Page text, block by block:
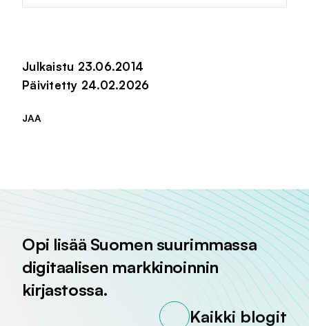
Julkaistu 23.06.2014
Päivitetty 24.02.2026
JAA
Opi lisää Suomen suurimmassa
digitaalisen markkinoinnin
kirjastossa.
Kaikki blogit